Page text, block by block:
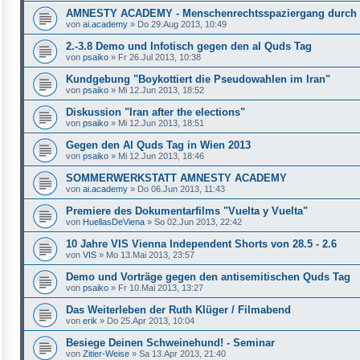
AMNESTY ACADEMY - Menschenrechtsspaziergang durch
von ai.academy » Do 29.Aug 2013, 10:49
2.-3.8 Demo und Infotisch gegen den al Quds Tag
von psaiko » Fr 26.Jul 2013, 10:38
Kundgebung "Boykottiert die Pseudowahlen im Iran"
von psaiko » Mi 12.Jun 2013, 18:52
Diskussion "Iran after the elections"
von psaiko » Mi 12.Jun 2013, 18:51
Gegen den Al Quds Tag in Wien 2013
von psaiko » Mi 12.Jun 2013, 18:46
SOMMERWERKSTATT AMNESTY ACADEMY
von ai.academy » Do 06.Jun 2013, 11:43
Premiere des Dokumentarfilms "Vuelta y Vuelta"
von HuellasDeViena » So 02.Jun 2013, 22:42
10 Jahre VIS Vienna Independent Shorts von 28.5 - 2.6
von VIS » Mo 13.Mai 2013, 23:57
Demo und Vorträge gegen den antisemitischen Quds Tag
von psaiko » Fr 10.Mai 2013, 13:27
Das Weiterleben der Ruth Klüger / Filmabend
von erik » Do 25.Apr 2013, 10:04
Besiege Deinen Schweinehund! - Seminar
von Zitier-Weise » Sa 13.Apr 2013, 21:40